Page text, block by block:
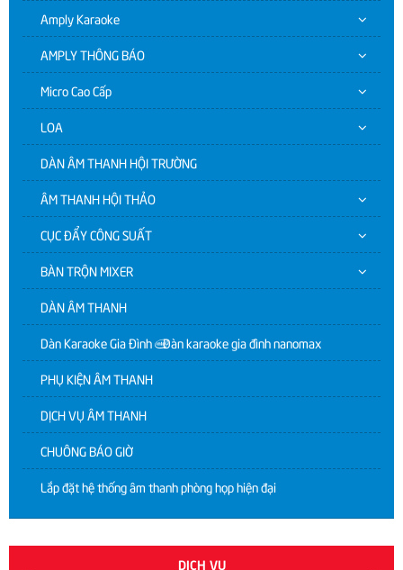
Amply Karaoke
AMPLY THÔNG BÁO
Micro Cao Cấp
LOA
DÀN ÂM THANH HỘI TRƯỜNG
ÂM THANH HỘI THẢO
CỤC ĐẨY CÔNG SUẤT
BÀN TRỘN MIXER
DÀN ÂM THANH
Dàn Karaoke Gia Đình | Dàn karaoke gia đình nanomax
PHỤ KIỆN ÂM THANH
DỊCH VỤ ÂM THANH
CHUÔNG BÁO GIỜ
Lắp đặt hệ thống âm thanh phòng họp hiện đại
DỊCH VỤ